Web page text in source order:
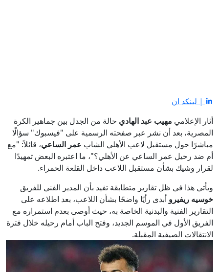
| لينكد ان
أثار الإعلامي مهيب عبد الهادي حالة من الجدل بين جماهير الكرة
المصرية، بعد أن نشر عبر صفحته الرسمية على "فيسبوك" سؤالًا
مباشرًا حول مستقبل لاعب الأهلي الشاب عمر الساعي، قائلاً: "مع
أم ضد رحيل عمر الساعي عن الأهلي؟"، ما اعتبره البعض تمهيدًا
لقرار وشيك بشأن مستقبل اللاعب داخل القلعة الحمراء.
ويأتي هذا في ظل تقارير متطابقة تفيد بأن المدير الفني للفريق
خوسيه ريفيرو أبدى رأيًا واضحًا بشأن اللاعب، بعد اطلاعه على
التقارير الفنية والبدنية الخاصة به، حيث أوصى بعدم استمراره مع
الفريق الأول في الموسم الجديد، وفتح الباب أمام رحيله خلال فترة
الانتقالات الصيفية المقبلة.